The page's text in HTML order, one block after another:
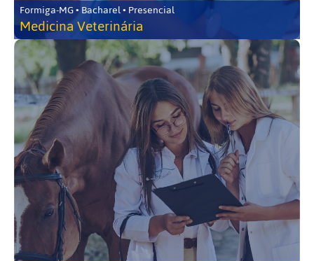
Formiga-MG • Bacharel • Presencial
Medicina Veterinária